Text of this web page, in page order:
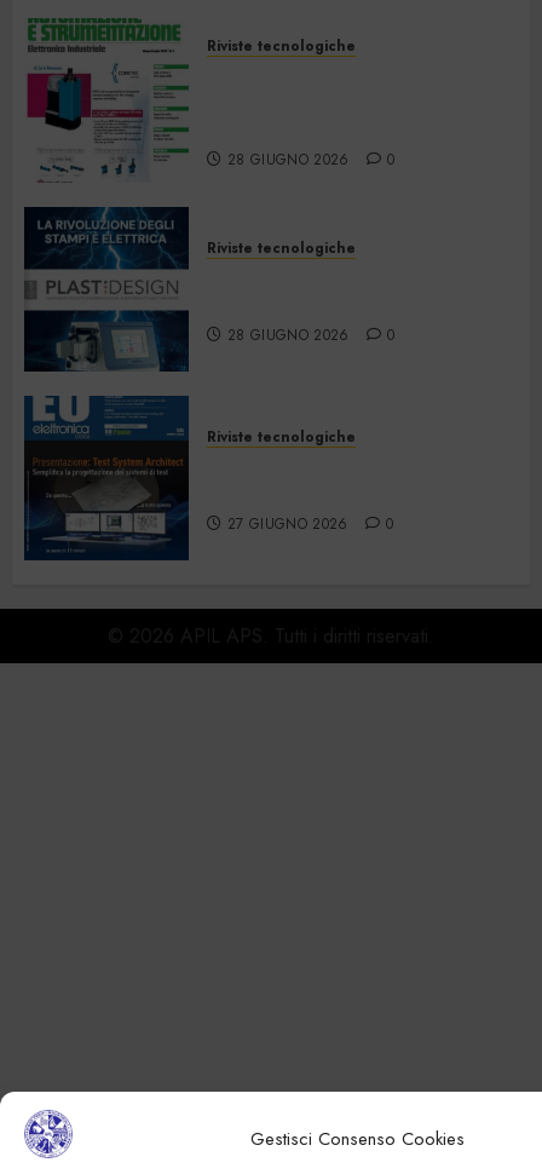
Gestisci Consenso Cookies
Riviste tecnologiche
28 GIUGNO 2026 0
Riviste tecnologiche
28 GIUGNO 2026 0
Riviste tecnologiche
27 GIUGNO 2026 0